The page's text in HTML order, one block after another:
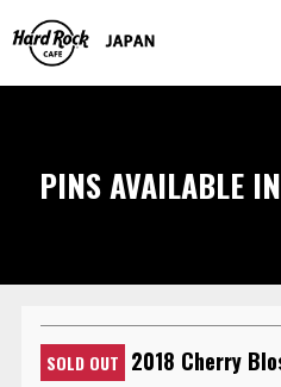
PINS AVAILABLE
SOLD OUT 2018 Cherry